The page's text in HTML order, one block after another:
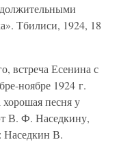
Тбилиси, 1924, 18
встреча Есенина с
ноябре 1924 г.
песня у
В. Ф. Наседкину,
Наседкин В.